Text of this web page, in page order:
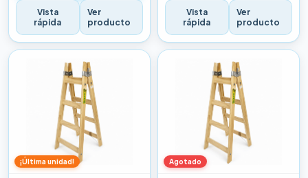
Vista
rápida
Ver
producto
Vista
rápida
Ver
producto
¡Última unidad! Agotado